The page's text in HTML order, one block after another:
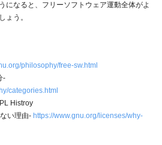
になると、フリーソフトウェア運動全体がよ
ょう。
philosophy/free-sw.html
-
categories.html
Histroy
い理由- https://www.gnu.org/licenses/why-